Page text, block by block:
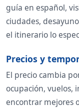
guía en español,
ciudades,
el itinerario lo
Precios y
El precio cambia
ocupación, vuelos,
encontrar mejores